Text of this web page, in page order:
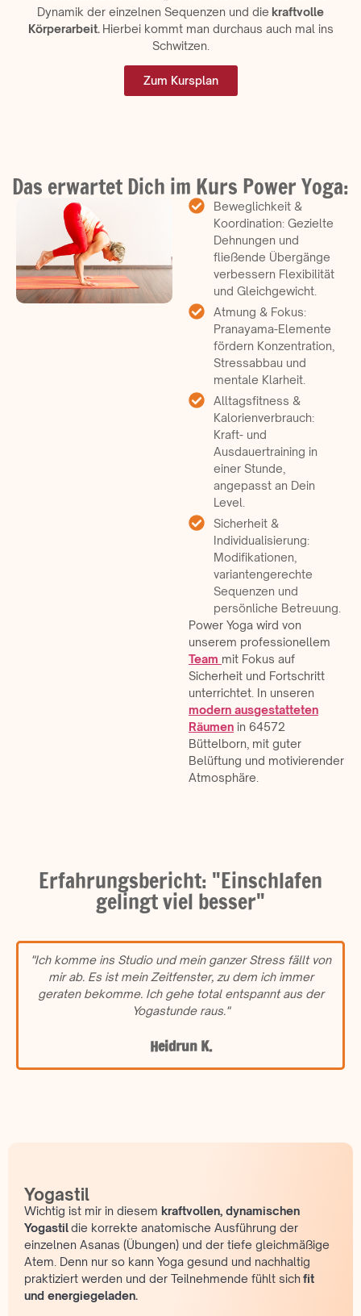
Dynamik der einzelnen Sequenzen und die kraftvolle
Körperarbeit.Hierbei kommt man durchaus auch mal ins
Schwitzen.
Zum Kursplan
Das erwartet Dich im Kurs Power Yoga:
Beweglichkeit &
Koordination: Gezielte
Dehnungen und
fließende Übergänge
verbessern Flexibilität
und Gleichgewicht.
Atmung & Fokus:
Pranayama-Elemente
fördern Konzentration,
Stressabbau und
mentale Klarheit.
Alltagsfitness &
Kalorienverbrauch:
Kraft- und
Ausdauertraining in
einer Stunde,
angepasst an Dein
Level.
Sicherheit &
Individualisierung:
Modifikationen,
variantengerechte
Sequenzen und
persönliche Betreuung.
Power Yoga wird von
unserem professionellem
Team mit Fokus auf
Sicherheit und Fortschritt
unterrichtet. In unseren
modern ausgestatteten
Räumen in 64572
Büttelborn, mit guter
Belüftung und motivierender
Atmosphäre.
Erfahrungsbericht: "Einschlafen
gelingt viel besser"
"Ich komme ins Studio und mein ganzer Stress fällt von
mir ab. Es ist mein Zeitfenster, zu dem ich immer
geraten bekomme. Ich gehe total entspannt aus der
Yogastunde raus."
Heidrun K.
Yogastil
Wichtig ist mir in diesem kraftvollen, dynamischen
Yogastildie korrekte anatomische Ausführung der
einzelnen Asanas (Übungen) und der tiefe gleichmäßige
Atem. Denn nur so kann Yoga gesund und nachhaltig
praktiziert werden und der Teilnehmende fühlt sichfit
und energiegeladen.